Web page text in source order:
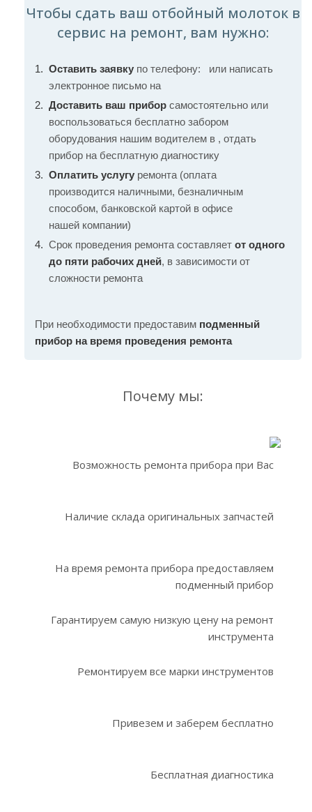
Чтобы сдать ваш отбойный молоток в
сервис на ремонт, вам нужно:
Оставить заявку по телефону:
или написать
электронное письмо на
Доставить ваш прибор самостоятельно или
воспользоваться бесплатно забором
оборудования нашим водителем в , отдать
прибор на бесплатную диагностику
Оплатить услугу ремонта (оплата
производится наличными, безналичным
способом, банковской картой в офисе
нашей компании)
Срок проведения ремонта составляет от одного
до пяти рабочих дней, в зависимости от
сложности ремонта
При необходимости предоставим подменный
прибор на время проведения ремонта
Почему мы:
Возможность ремонта прибора при Вас
Наличие склада оригинальных запчастей
На время ремонта прибора предоставляем
подменный прибор
Гарантируем самую низкую цену на ремонт
инструмента
Ремонтируем все марки инструментов
Привезем и заберем бесплатно
Бесплатная диагностика